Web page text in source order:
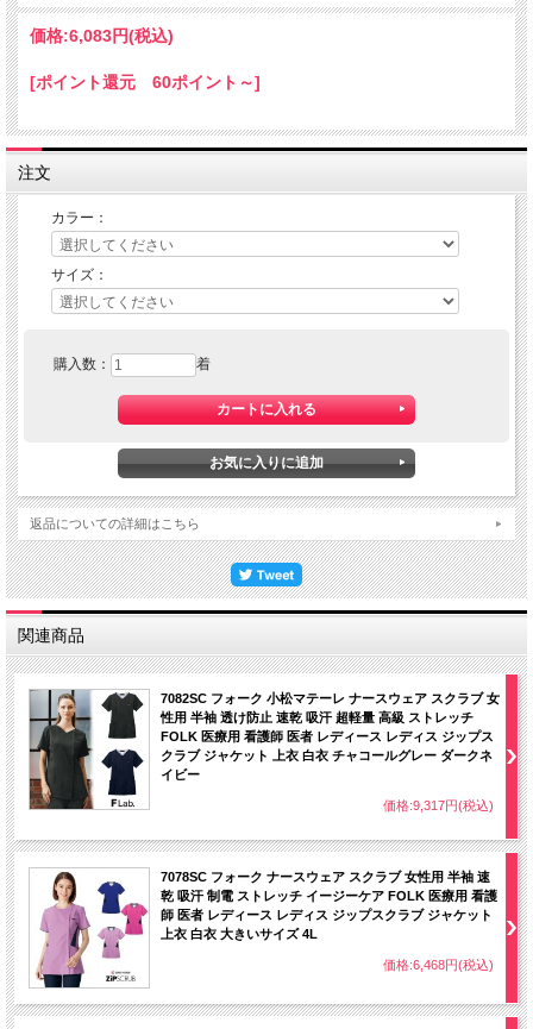
価格:6,083円(税込)
[ポイント還元 60ポイント～]
注文
カラー：
サイズ：
購入数： 着
返品についての詳細はこちら
関連商品
7082SC フォーク 小松マテーレ ナースウェア スクラブ 女
性用 半袖 透け防止 速乾 吸汗 超軽量 高級 ストレッチ
FOLK 医療用 看護師 医者 レディース レディス ジップス
クラブ ジャケット 上衣 白衣 チャコールグレー ダークネ
イビー
価格:9,317円(税込)
7078SC フォーク ナースウェア スクラブ 女性用 半袖 速
乾 吸汗 制電 ストレッチ イージーケア FOLK 医療用 看護
師 医者 レディース レディス ジップスクラブ ジャケット
上衣 白衣 大きいサイズ 4L
価格:6,468円(税込)